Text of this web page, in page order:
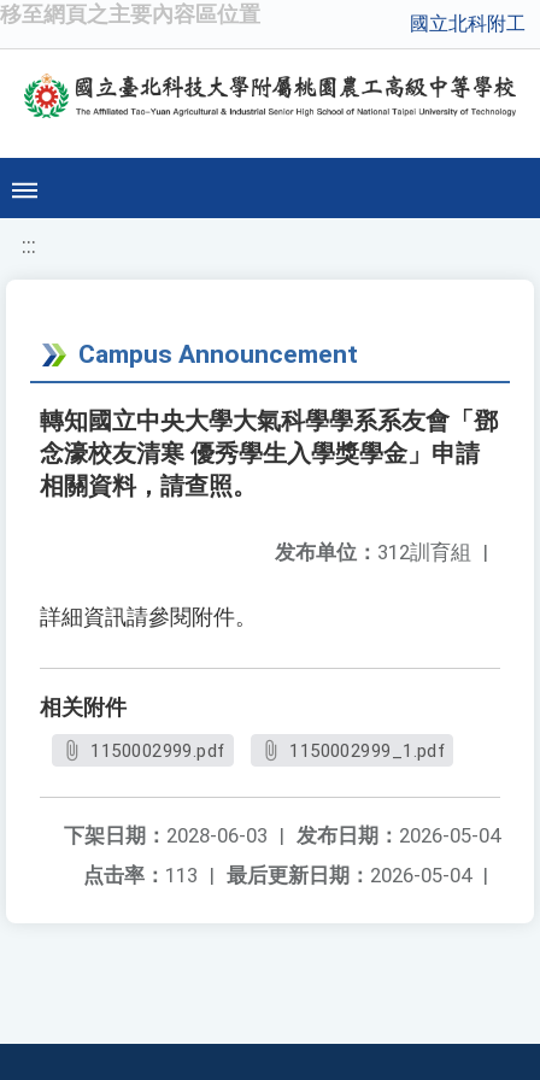
移至網頁之主要內容區位置 國立北科附工
:::
Campus Announcement
轉知國立中央大學大氣科學學系系友會「鄧
念濠校友清寒 優秀學生入學獎學金」申請
相關資料，請查照。
发布单位： 312訓育組 |
詳細資訊請參閱附件。
相关附件
1150002999.pdf 1150002999_1.pdf
发布日期： 2026-05-04
下架日期： 2028-06-03 |
最后更新日期： 2026-05-04 |
点击率： 113 |